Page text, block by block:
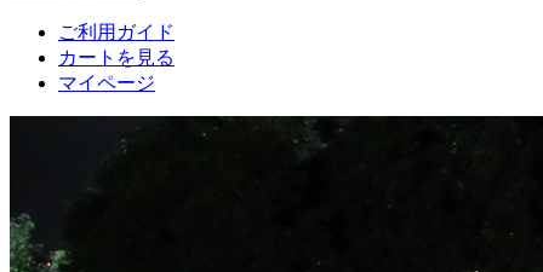
ご利用ガイド
カートを見る
マイページ